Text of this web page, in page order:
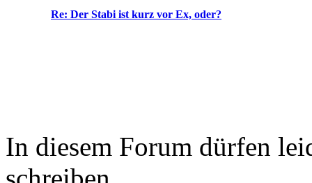
Re: Der Stabi ist kurz vor Ex, oder?
In diesem Forum dürfen